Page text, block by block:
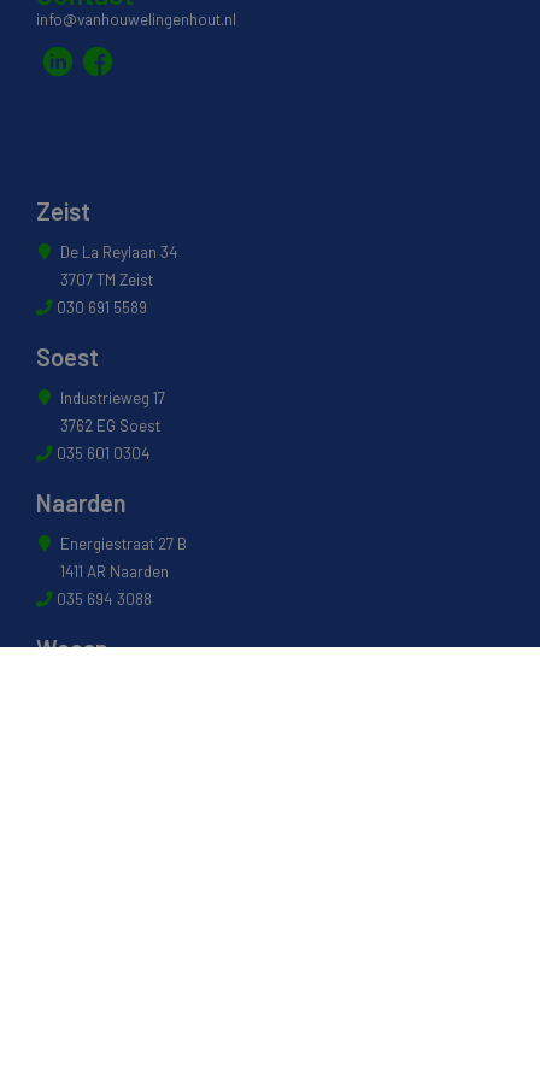
info@vanhouwelingenhout.nl
Zeist
De La Reylaan 34
3707 TM Zeist
030 691 5589
Soest
Industrieweg 17
3762 EG Soest
035 601 0304
Naarden
Energiestraat 27 B
1411 AR Naarden
035 694 3088
Weesp